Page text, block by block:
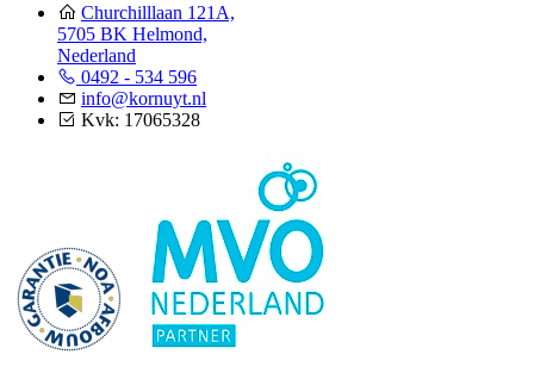
Churchilllaan 121A,
5705 BK Helmond,
Nederland
0492 - 534 596
info@kornuyt.nl
Kvk: 17065328